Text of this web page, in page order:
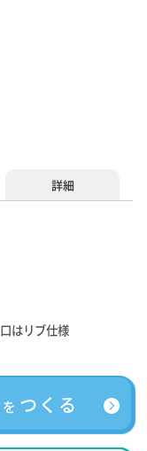
詳細
はリブ仕様
を つくる